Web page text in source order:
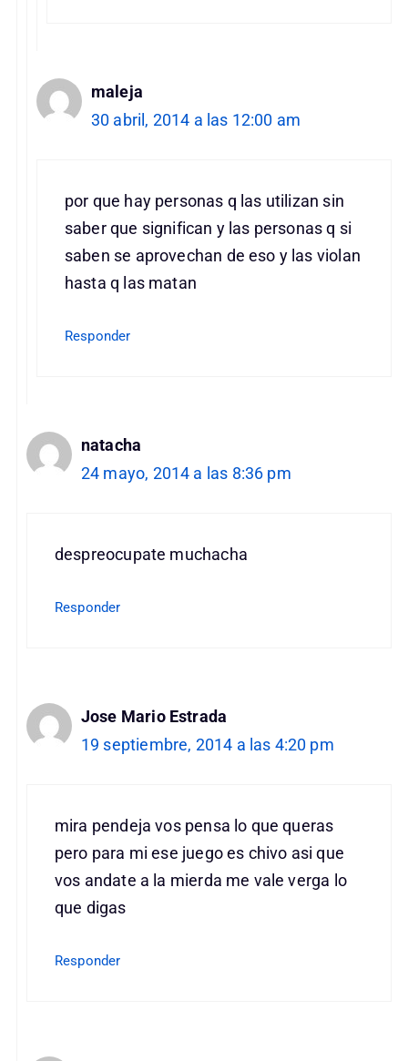
maleja
30 abril, 2014 a las 12:00 am
por que hay personas q las utilizan sin
saber que significan y las personas q si
saben se aprovechan de eso y las violan
hasta q las matan
Responder
natacha
24 mayo, 2014 a las 8:36 pm
despreocupate muchacha
Responder
Jose Mario Estrada
19 septiembre, 2014 a las 4:20 pm
mira pendeja vos pensa lo que queras
pero para mi ese juego es chivo asi que
vos andate a la mierda me vale verga lo
que digas
Responder